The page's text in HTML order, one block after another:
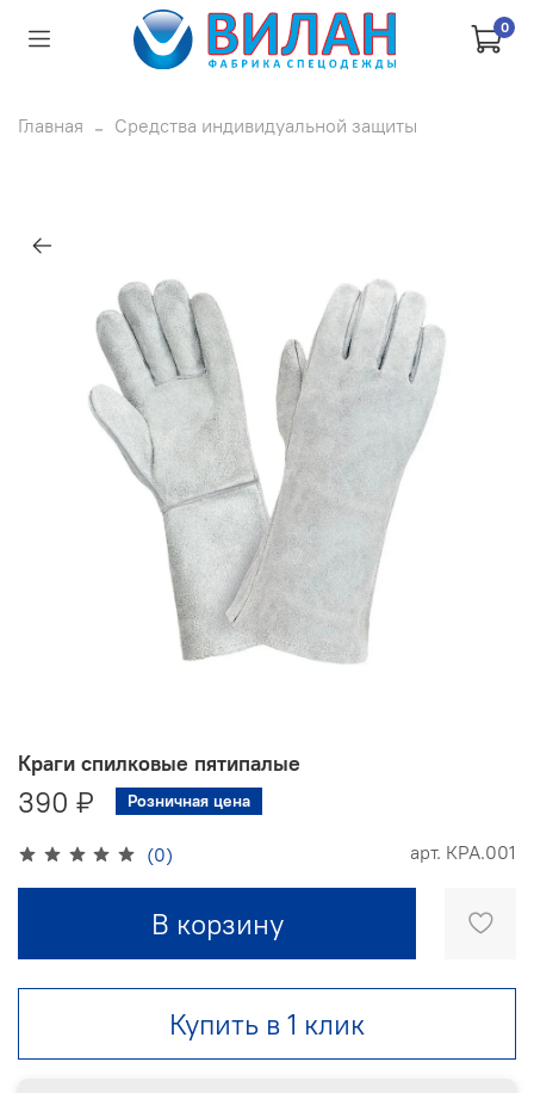
0
Главная Средства индивидуальной защиты
(0) арт. КРА.001
Краги спилковые пятипалые
390 ₽ Розничная цена
В корзину
Купить в 1 клик